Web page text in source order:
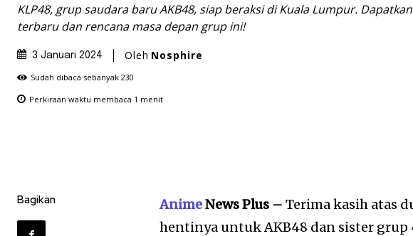
KLP48, grup saudara baru AKB48, siap beraksi di Kuala Lumpur.
terbaru dan rencana masa depan grup ini!
3 Januari 2024 Oleh Nosphire
Sudah dibaca sebanyak 230
Perkiraan waktu membaca 1 menit
Bagikan AnimeNews Plus – Terima kasih atas
hentinya untuk AKB48 dan sister